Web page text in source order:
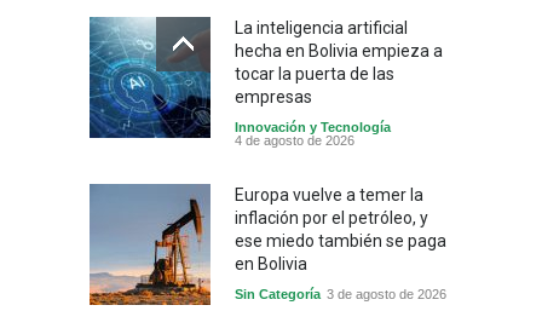
La inteligencia artificial
hecha en Bolivia empieza a
tocar la puerta de las
empresas
Innovación y Tecnología
4 de agosto de 2026
Europa vuelve a temer la
inflación por el petróleo, y
ese miedo también se paga
en Bolivia
Sin Categoría 3 de agosto de 2026